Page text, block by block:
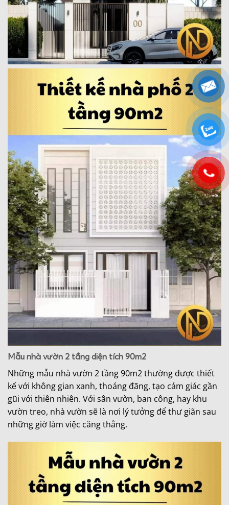
Mẫu nhà vườn 2 tầng diện tích 90m2
Những mẫu nhà vườn 2 tầng 90m2 thường được thiết
kế với không gian xanh, thoáng đãng, tạo cảm giác gần
gũi với thiên nhiên. Với sân vườn, ban công, hay khu
vườn treo, nhà vườn sẽ là nơi lý tưởng để thư giãn sau
những giờ làm việc căng thẳng.